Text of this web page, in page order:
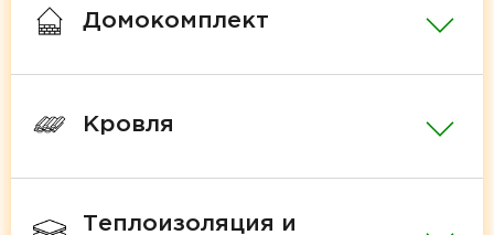
Домокомплект
Кровля
Теплоизоляция и